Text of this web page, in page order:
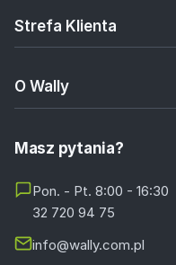
Strefa Klienta
O Wally
Masz pytania?
Pon. - Pt. 8:00 - 16:30
32 720 94 75
info@wally.com.pl